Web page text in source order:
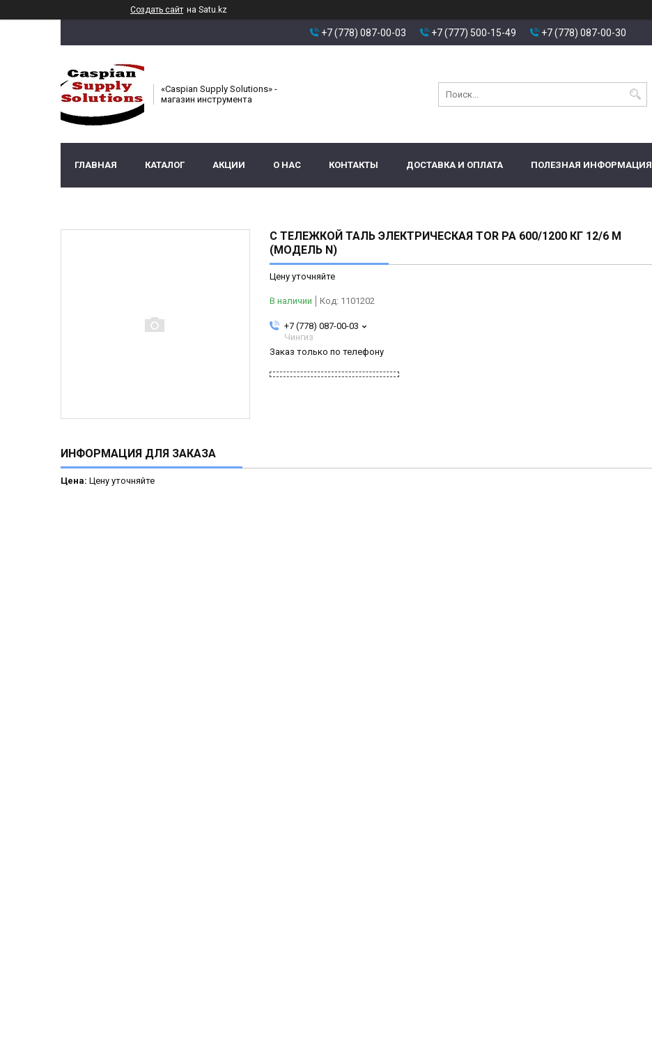
Создать сайт на Satu.kz
+7 (778) 087-00-03 +7 (777) 500-15-49 +7 (778) 087-00-30
«Caspian Supply Solutions» -
магазин инструмента
ГЛАВНАЯ КАТАЛОГ АКЦИИ О НАС КОНТАКТЫ ДОСТАВКА И ОПЛАТА ПОЛЕЗНАЯ ИНФОРМАЦИЯ
С ТЕЛЕЖКОЙ ТАЛЬ ЭЛЕКТРИЧЕСКАЯ TOR PA 600/1200 КГ 12/6 М
(МОДЕЛЬ N)
Цену уточняйте
В наличии Код: 1101202
+7 (778) 087-00-03
Чингиз
Заказ только по телефону
ИНФОРМАЦИЯ ДЛЯ ЗАКАЗА
Цена: Цену уточняйте